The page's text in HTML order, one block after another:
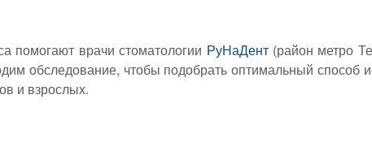
помогают врачи стоматологии РуНаДент(район метро
обследование, чтобы подобрать оптимальный
и взрослых.